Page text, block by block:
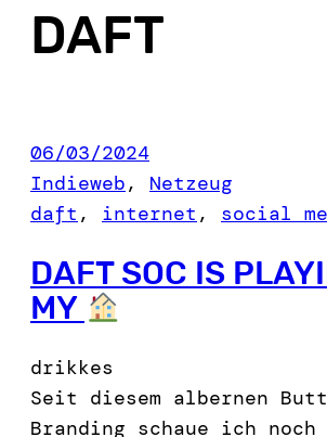
DAFT
06/03/2024
Indieweb, Netzeug
daft , internet , social
DAFT SOC IS
MY
drikkes
Seit diesem albernen
Branding schaue ich